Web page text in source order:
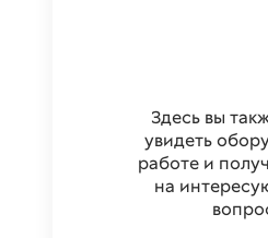
Здесь вы
увидеть
работе и
на